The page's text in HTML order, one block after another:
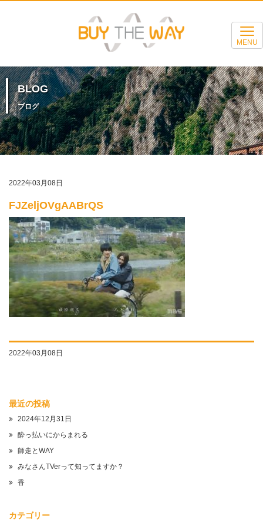
MENU
BLOG
ブログ
2022年03月08日
FJZeljOVgAABrQS
2022年03月08日
最近の投稿
2024年12月31日
酔っ払いにからまれる
師走とWAY
みなさんTVerって知ってますか？
香
カテゴリー